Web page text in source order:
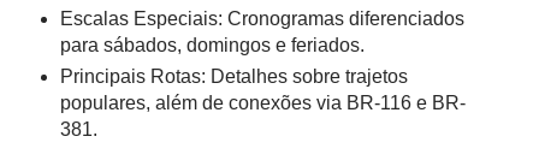
Escalas Especiais: Cronogramas diferenciados
para sábados, domingos e feriados.
Principais Rotas: Detalhes sobre trajetos
populares, além de conexões via BR-116 e BR-
381.